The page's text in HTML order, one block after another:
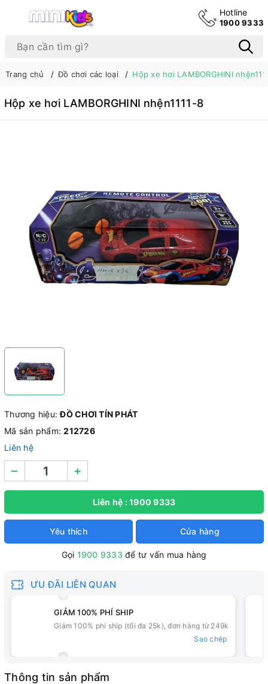
Hotline
1900 9333
Trang chủ Đồ chơi các loại Hộp xe hơi LAMBORGHINI
Hộp xe hơi LAMBORGHINI nhện1111-8
Thương hiệu:ĐỒ CHƠI TÍN PHÁT
Mã sản phẩm:212726
Liên hệ
– +
Liên hệ : 1900 9333
Yêu thích Cửa hàng
Gọi 1900 9333 để tư vấn mua hàng
ƯU ĐÃI LIÊN QUAN
GIẢM 100% PHÍ SHIP
Giảm 100% phí ship (tối đa 25k), đơn hàng từ 249k
Sao chép
Thông tin sản phẩm